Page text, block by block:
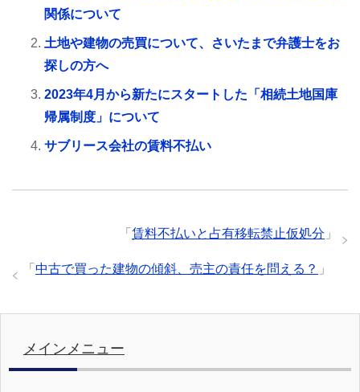
関係について
土地や建物の売買について、さいたまで弁護士をお
探しの方へ
2023年4月から新たにスタートした「相続土地国庫
帰属制度」について
サブリース会社の賃料不払い
「 賃料不払いと占有移転禁止仮処分 」
「 中古で買った建物の傾斜、売主の責任を問える？ 」
メインメニュー